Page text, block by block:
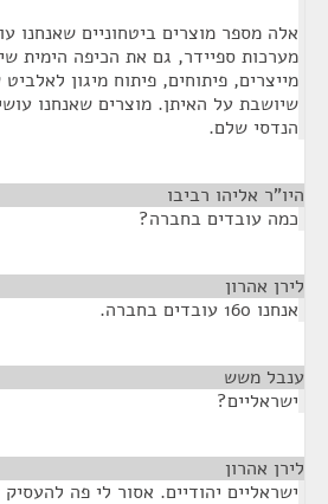
אלה מספר מוצרים ביטחוניים שאנחנו
מייצרים, פיתוחים, פיתוח מיגון
שיושבת על האיתן. מוצרים שאנחנו
הנדסי שלם.
היו"ר אליהו רביבו
כמה עובדים בחברה?
לירן אהרון
אנחנו 160 עובדים בחברה.
ענבל משש
ישראליים?
לירן אהרון
ישראליים יהודיים. אסור לי פה